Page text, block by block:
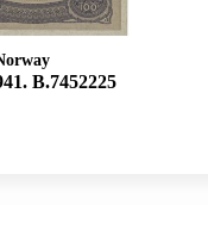
B.7452225